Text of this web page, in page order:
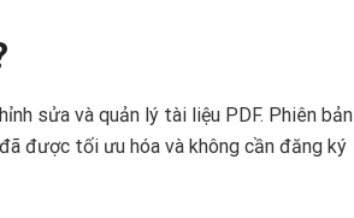
sửa và quản lý tài liệu PDF. Phiên bản
được tối ưu hóa và không cần đăng ký